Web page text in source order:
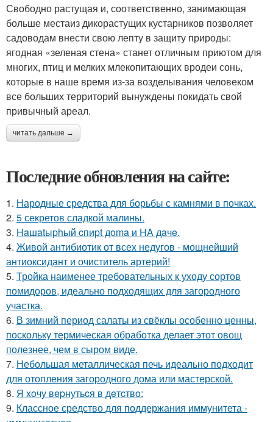
Свободно растущая и, соответственно, занимающая
больше местаиз дикорастущих кустарников позволяет
садоводам внести свою лепту в защиту природы:
ягодная «зеленая стена» станет отличным приютом для
многих, птиц и мелких млекопитающих вродеи сонь,
которые в наше время из-за возделывания человеком
все больших территорий вынуждены покидать свой
привычный ареал.
читать дальше →
Последние обновления на сайте:
1. Народные средства для борьбы с камнями в почках.
2. 5 секретов сладкой малины.
3. Haшatыphый cпиpt дoma и HA дaчe.
4. Живой антибиотик от всех недугов - мощнейший
антиоксидант и очиститель артерий!
5. Тройка наименее требовательных к уходу сортов
помидоров, идеально подходящих для загородного
участка.
6. В зимний период салаты из свёклы особенно ценны,
поскольку термическая обработка делает этот овощ
полезнее, чем в сыром виде.
7. Небольшая металлическая печь идеально подходит
для отопления загородного дома или мастерской.
8. Я xoчу вepнутьcя в дeтcтвo:
9. Классное средство для поддержания иммунитета -